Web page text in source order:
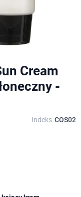
Cream
-
Indeks COS02